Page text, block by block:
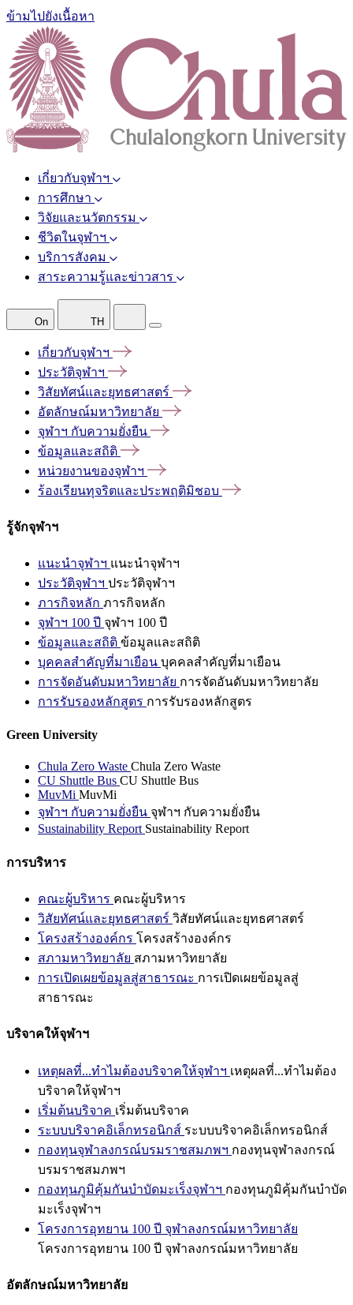
ข้ามไปยังเนื้อหา
เกี่ยวกับจุฬาฯ
การศึกษา
วิจัยและนวัตกรรม
ชีวิตในจุฬาฯ
บริการสังคม
สาระความรู้และข่าวสาร
On TH
เกี่ยวกับจุฬาฯ
ประวัติจุฬาฯ
วิสัยทัศน์และยุทธศาสตร์
อัตลักษณ์มหาวิทยาลัย
จุฬาฯ กับความยั่งยืน
ข้อมูลและสถิติ
หน่วยงานของจุฬาฯ
ร้องเรียนทุจริตและประพฤติมิชอบ
รู้จักจุฬาฯ
แนะนำจุฬาฯ แนะนำจุฬาฯ
ประวัติจุฬาฯ ประวัติจุฬาฯ
ภารกิจหลัก ภารกิจหลัก
จุฬาฯ 100 ปี จุฬาฯ 100 ปี
ข้อมูลและสถิติ ข้อมูลและสถิติ
บุคคลสำคัญที่มาเยือน บุคคลสำคัญที่มาเยือน
การจัดอันดับมหาวิทยาลัย การจัดอันดับมหาวิทยาลัย
การรับรองหลักสูตร การรับรองหลักสูตร
Green University
Chula Zero Waste Chula Zero Waste
CU Shuttle Bus CU Shuttle Bus
MuvMi MuvMi
จุฬาฯ กับความยั่งยืน จุฬาฯ กับความยั่งยืน
Sustainability Report Sustainability Report
การบริหาร
คณะผู้บริหาร คณะผู้บริหาร
วิสัยทัศน์และยุทธศาสตร์ วิสัยทัศน์และยุทธศาสตร์
โครงสร้างองค์กร โครงสร้างองค์กร
สภามหาวิทยาลัย สภามหาวิทยาลัย
การเปิดเผยข้อมูลสู่สาธารณะ การเปิดเผยข้อมูลสู่
สาธารณะ
บริจาคให้จุฬาฯ
เหตุผลที่...ทำไมต้องบริจาคให้จุฬาฯ เหตุผลที่...ทำไมต้อง
บริจาคให้จุฬาฯ
เริ่มต้นบริจาค เริ่มต้นบริจาค
ระบบบริจาคอิเล็กทรอนิกส์ ระบบบริจาคอิเล็กทรอนิกส์
กองทุนจุฬาลงกรณ์บรมราชสมภพฯ กองทุนจุฬาลงกรณ์
บรมราชสมภพฯ
กองทุนภูมิคุ้มกันบำบัดมะเร็งจุฬาฯ กองทุนภูมิคุ้มกันบำบัด
มะเร็งจุฬาฯ
โครงการอุทยาน 100 ปี จุฬาลงกรณ์มหาวิทยาลัย
โครงการอุทยาน 100 ปี จุฬาลงกรณ์มหาวิทยาลัย
อัตลักษณ์มหาวิทยาลัย